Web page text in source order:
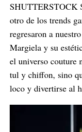
SHUTTERSTOCK
otro de los trends
regresaron a
Margiela y su
el universo couture
tul y chiffon, sino
loco y divertirse al